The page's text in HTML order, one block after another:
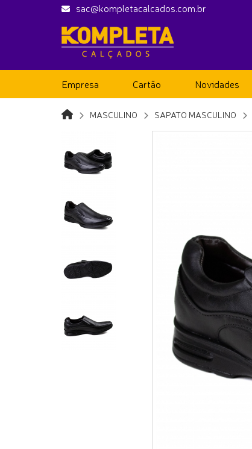
sac@kompletacalcados.com.br
Empresa Cartão Novidades
MASCULINO SAPATO MASCULINO